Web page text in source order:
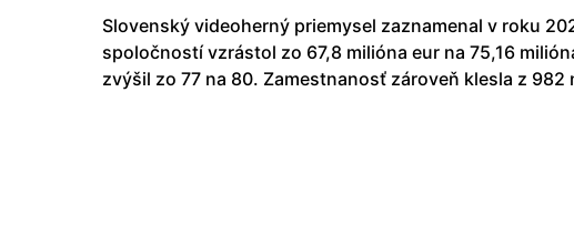
Slovenský videoherný priemysel zaznamenal v roku
spoločností vzrástol zo 67,8 milióna eur na 75,16
zvýšil zo 77 na 80. Zamestnanosť zároveň klesla z 982